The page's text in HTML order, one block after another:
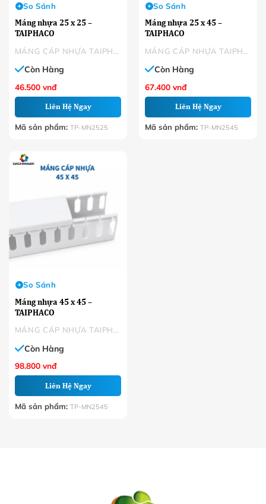
Máng nhựa 25 x 25 –
TAIPHACO
So Sánh
Còn Hàng
46.500 vnđ
Liên Hệ Ngay
Mã sản phẩm: TP-MN2525
Máng nhựa 25 x 45 –
TAIPHACO
So Sánh
Còn Hàng
67.400 vnđ
Liên Hệ Ngay
Mã sản phẩm: TP-MN2545
MÁNG CÁP NHỰA TAIPHACO
Máng nhựa 45 x 45 –
TAIPHACO
So Sánh
Còn Hàng
98.800 vnđ
Liên Hệ Ngay
Mã sản phẩm: TP-MN2545